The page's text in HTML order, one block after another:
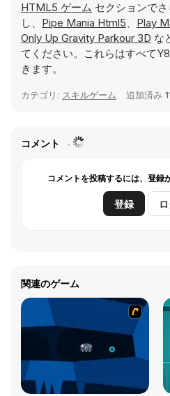
HTML5 ゲーム セクションで
し、 Pipe Mania Html5、 Play
Only Up Gravity Parkour 3D な
てください。これらはすべて
きます。
カテゴリ: スキルゲーム 追加済み
コメント
コメントを投稿するには、登録
登録
関連のゲーム